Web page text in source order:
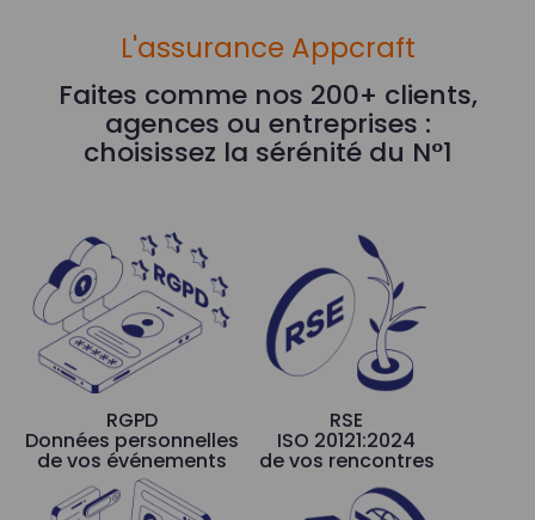
L'assurance Appcraft
Faites comme nos 200+ clients,
agences ou entreprises :
choisissez la sérénité du N°1
RGPD
Données personnelles
de vos événements
RSE
ISO 20121:2024
de vos rencontres